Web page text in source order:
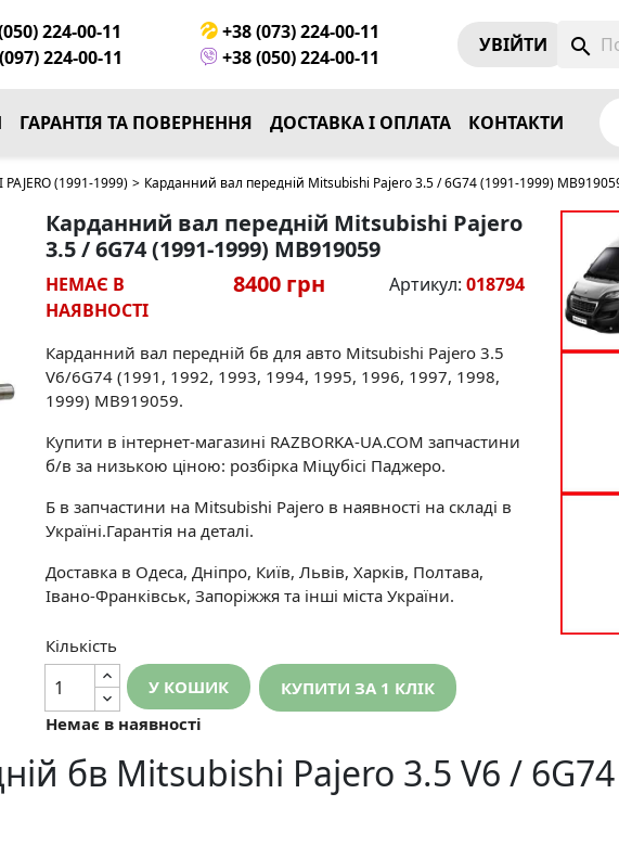
224-00-11
+38 (073) 224-00-11
224-00-11
+38 (050) 224-00-11
УВIЙТИ search
ГАРАНТІЯ ТА ПОВЕРНЕННЯ ДОСТАВКА І ОПЛАТА КОНТАКТИ
PAJERO (1991-1999) > Карданний вал передній Mitsubishi Pajero 3.5 / 6G74 (1991-1999)
Карданний вал передній Mitsubishi Pajero
3.5 / 6G74 (1991-1999) MB919059
НЕМАЄ В
НАЯВНОСТІ
8400 грн Артикул: 018794
Карданний вал передній бв для авто Mitsubishi Pajero 3.5
V6/6G74 (1991, 1992, 1993, 1994, 1995, 1996, 1997, 1998,
1999) MB919059.
Купити в інтернет-магазині RAZBORKA-UA.COM запчастини
б/в за низькою ціною: розбірка Міцубісі Паджеро.
Б в запчастини на Mitsubishi Pajero в наявності на складі в
Україні.Гарантія на деталі.
Доставка в Одеса, Дніпро, Київ, Львів, Харків, Полтава,
Івано-Франківськ, Запоріжжя та інші міста України.
Кількість
У КОШИК
КУПИТИ ЗА 1 КЛIК
Немає в наявності
бв Mitsubishi Pajero 3.5 V6 /